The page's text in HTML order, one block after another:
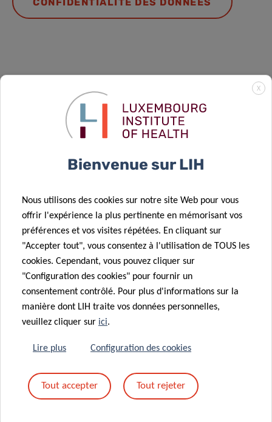
The impact of alcohol on the global
burden of cancer: evidence and
estimates from epidemiological
studies
Orateur : Dr. Harriet Rumgay
10/09/2026 11:00
X
Bienvenue sur LIH
Nous utilisons des cookies sur notre site Web pour vous
offrir l'expérience la plus pertinente en mémorisant vos
préférences et vos visites répétées. En cliquant sur
"Accepter tout", vous consentez à l'utilisation de TOUS les
cookies. Cependant, vous pouvez cliquer sur
"Configuration des cookies" pour fournir un
consentement contrôlé. Pour plus d'informations sur la
manière dont LIH traite vos données personnelles,
veuillez cliquer sur ici.
Lire plus Configuration des cookies
Tout accepter Tout rejeter